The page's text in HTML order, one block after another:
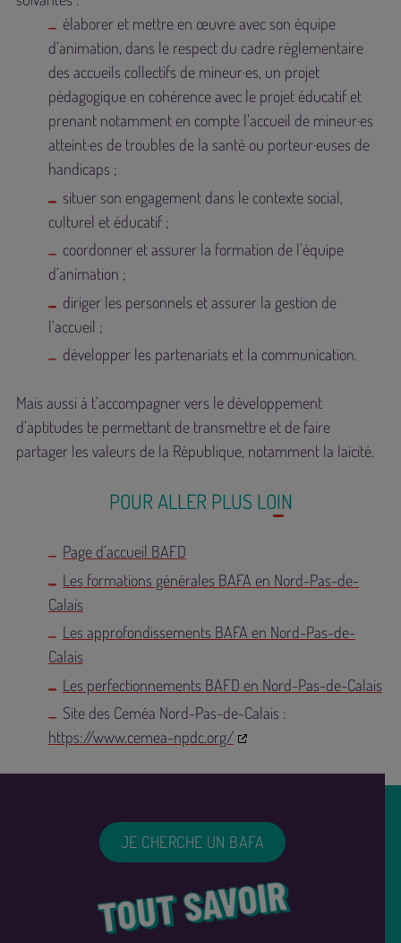
élaborer et mettre en œuvre avec son équipe
d’animation, dans le respect du cadre réglementaire
des accueils collectifs de mineur·es, un projet
pédagogique en cohérence avec le projet éducatif et
prenant notamment en compte l’accueil de mineur·es
atteint·es de troubles de la santé ou porteur·euses de
handicaps ;
situer son engagement dans le contexte social,
culturel et éducatif ;
coordonner et assurer la formation de l’équipe
d’animation ;
diriger les personnels et assurer la gestion de
l’accueil ;
développer les partenariats et la communication.
Mais aussi à t’accompagner vers le développement
d’aptitudes te permettant de transmettre et de faire
partager les valeurs de la République, notamment la laïcité.
POUR ALLER PLUS LOIN
Page d’accueil BAFD
Les formations générales BAFA en Nord-Pas-de-
Calais
Les approfondissements BAFA en Nord-Pas-de-
Calais
Les perfectionnements BAFD en Nord-Pas-de-Calais
Site des Ceméa Nord-Pas-de-Calais :
https://www.cemea-npdc.org/
JE CHERCHE UN BAFA
TOUT SAVOIR